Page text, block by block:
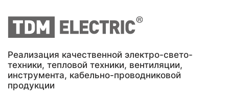
Реализация качественной электро-свето-
техники, тепловой техники, вентиляции,
инструмента, кабельно-проводниковой
продукции